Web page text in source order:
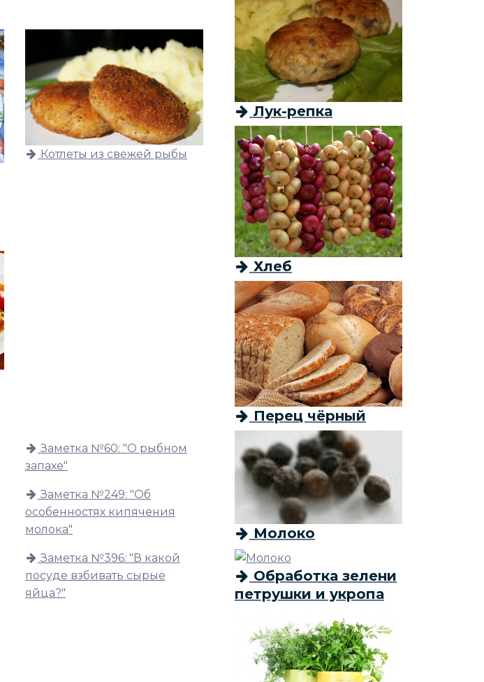
Котлеты из свежей рыбы
Заметка №60: "О рыбном
запахе"
Заметка №249: "Об
особенностях кипячения
молока"
Заметка №396: "В какой
посуде взбивать сырые
яйца?"
Лук-репка
Хлеб
Перец чёрный
Молоко
Обработка зелени
петрушки и укропа